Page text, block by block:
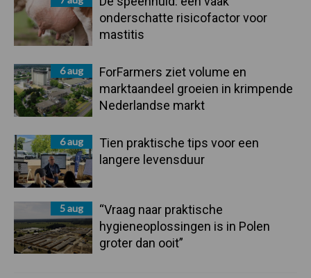
onderschatte risicofactor voor
mastitis
6 aug
ForFarmers ziet volume en
marktaandeel groeien in krimpende
Nederlandse markt
6 aug
Tien praktische tips voor een
langere levensduur
5 aug
“Vraag naar praktische
hygieneoplossingen is in Polen
groter dan ooit”